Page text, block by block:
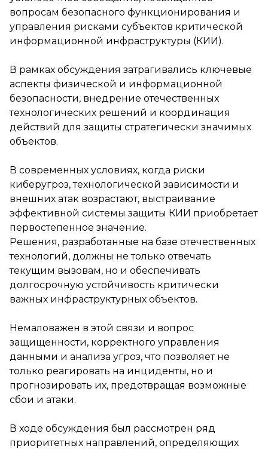
вопросам безопасного функционирования и
управления рисками субъектов критической
информационной инфраструктуры (КИИ).
В рамках обсуждения затрагивались ключевые
аспекты физической и информационной
безопасности, внедрение отечественных
технологических решений и координация
действий для защиты стратегически значимых
объектов.
В современных условиях, когда риски
киберугроз, технологической зависимости и
внешних атак возрастают, выстраивание
эффективной системы защиты КИИ приобретает
первостепенное значение.
Решения, разработанные на базе отечественных
технологий, должны не только отвечать
текущим вызовам, но и обеспечивать
долгосрочную устойчивость критически
важных инфраструктурных объектов.
Немаловажен в этой связи и вопрос
защищенности, корректного управления
данными и анализа угроз, что позволяет не
только реагировать на инциденты, но и
прогнозировать их, предотвращая возможные
сбои и атаки.
В ходе обсуждения был рассмотрен ряд
приоритетных направлений, определяющих